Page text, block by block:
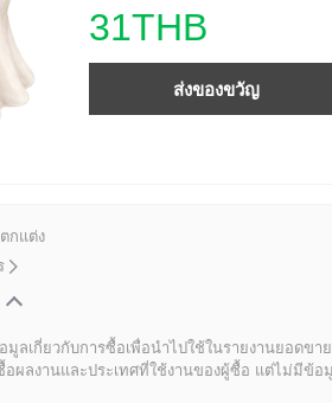
31THB
ส่งของขวัญ
กแต่ง
มูลเกี่ยวกับการซื้อเพื่อนำไปใช้ในรายงานยอดขา
ผลงานและประเทศที่ใช้งานของผู้ซื้อ แต่ไม่มีข้